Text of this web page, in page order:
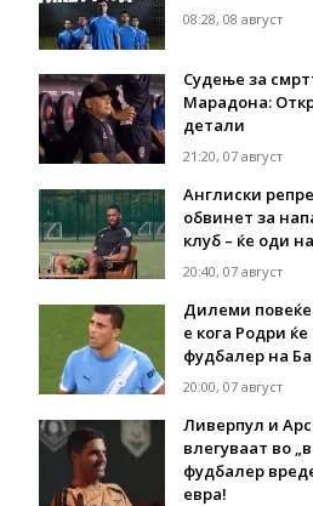
08:28, 08 август
Судење за
Марадона:
детали
21:20, 07 август
Англиски
обвинет за
клуб – ќе оди
20:40, 07 август
Дилеми
е кога Родри
фудбалер на
20:00, 07 август
Ливерпул и
влегуваат во
фудбалер
евра!